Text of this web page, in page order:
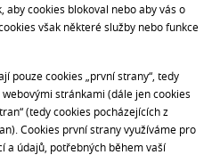
cookies blokoval nebo aby vás o
však některé služby nebo funkce
pouze cookies „první strany“, tedy
stránkami (dále jen cookies
(tedy cookies pocházejících z
Cookies první strany využíváme pro
a údajů, potřebných během vaší